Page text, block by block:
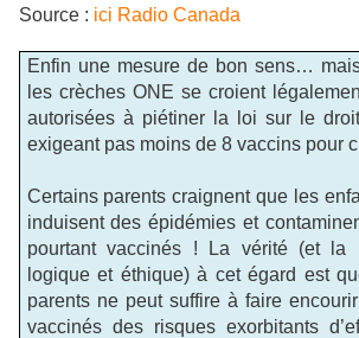
Source : ici Radio Canada
Enfin une mesure de bon sens…
les crèches ONE se croient
autorisées à piétiner la loi sur le
exigeant pas moins de 8 vaccins pour
Certains parents craignent que les
induisent des épidémies et
pourtant vaccinés ! La vérité (et la
logique et éthique) à cet égard est
parents ne peut suffire à faire
vaccinés des risques exorbitants